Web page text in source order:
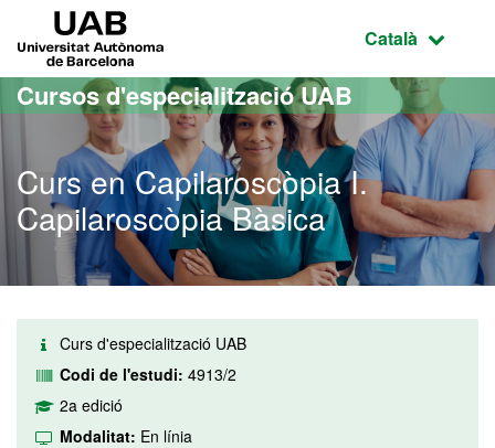
Ves al contingut principal
Ves a la navegació de la pàgina
Idioma
Català
Cursos d'especialització UAB
Curs en Capilaroscòpia I.
Capilaroscòpia Bàsica
Curs d'especialització UAB
Codi de l'estudi: 4913/2
2a edició
Modalitat: En línia